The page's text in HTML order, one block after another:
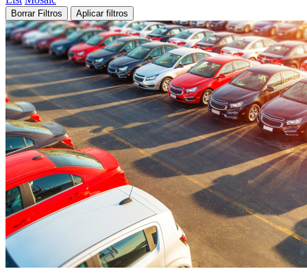
Borrar Filtros Aplicar filtros